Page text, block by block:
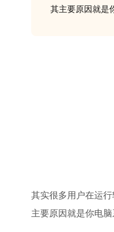
其主要原因就是
其实很多用户在运
主要原因就是你电